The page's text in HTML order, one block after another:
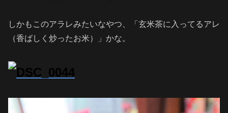
しかもこのアラレみたいなやつ、「玄米茶に入ってるアレ
（香ばしく炒ったお米）」かな。